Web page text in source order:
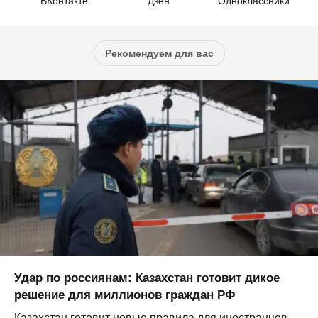
Рекомендуем для вас
Удар по россиянам: Казахстан готовит дикое
решение для миллионов граждан РФ